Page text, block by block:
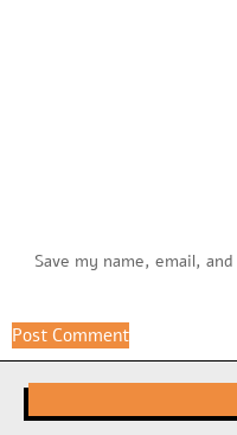
Save my name, email,